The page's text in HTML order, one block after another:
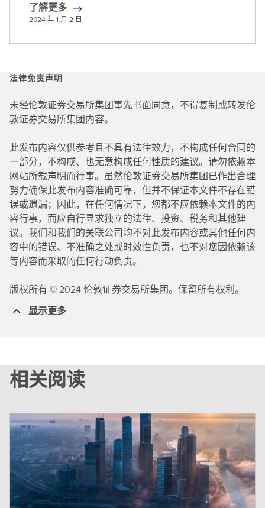
了
更
了解更多
2024 年 1 月 2 日
法律免责声明
未经伦敦证券交易所集团事先书面同意，不得复制或转发伦
敦证券交易所集团内容。
此发布内容仅供参考且不具有法律效力，不构成任何合同的
一部分，不构成、也无意构成任何性质的建议。请勿依赖本
网站所载声明而行事。虽然伦敦证券交易所集团已作出合理
努力确保此发布内容准确可靠，但并不保证本文件不存在错
误或遗漏；因此，在任何情况下，您都不应依赖本文件的内
容行事，而应自行寻求独立的法律、投资、税务和其他建
议。我们和我们的关联公司均不对此发布内容或其他任何内
容中的错误、不准确之处或时效性负责，也不对您因依赖该
等内容而采取的任何行动负责。
版权所有 © 2024 伦敦证券交易所集团。保留所有权利。
显示更多
相关阅读